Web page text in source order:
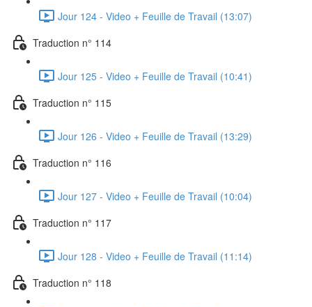
Jour 124 - Video + Feuille de Travail (13:07)
Traduction n° 114
Jour 125 - Video + Feuille de Travail (10:41)
Traduction n° 115
Jour 126 - Video + Feuille de Travail (13:29)
Traduction n° 116
Jour 127 - Video + Feuille de Travail (10:04)
Traduction n° 117
Jour 128 - Video + Feuille de Travail (11:14)
Traduction n° 118